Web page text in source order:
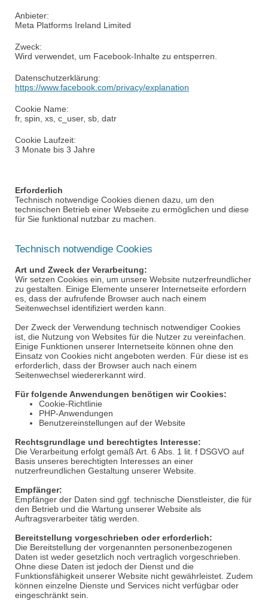
Anbieter:
Meta Platforms Ireland Limited
Zweck:
Wird verwendet, um Facebook-Inhalte zu entsperren.
Datenschutzerklärung:
https://www.facebook.com/privacy/explanation
Cookie Name:
fr, spin, xs, c_user, sb, datr
Cookie Laufzeit:
3 Monate bis 3 Jahre
Erforderlich
Technisch notwendige Cookies dienen dazu, um den
technischen Betrieb einer Webseite zu ermöglichen und diese
für Sie funktional nutzbar zu machen.
Technisch notwendige Cookies
Art und Zweck der Verarbeitung:
Wir setzen Cookies ein, um unsere Website nutzerfreundlicher
zu gestalten. Einige Elemente unserer Internetseite erfordern
es, dass der aufrufende Browser auch nach einem
Seitenwechsel identifiziert werden kann.
Der Zweck der Verwendung technisch notwendiger Cookies
ist, die Nutzung von Websites für die Nutzer zu vereinfachen.
Einige Funktionen unserer Internetseite können ohne den
Einsatz von Cookies nicht angeboten werden. Für diese ist es
erforderlich, dass der Browser auch nach einem
Seitenwechsel wiedererkannt wird.
Für folgende Anwendungen benötigen wir Cookies:
Cookie-Richtlinie
PHP-Anwendungen
Benutzereinstellungen auf der Website
Rechtsgrundlage und berechtigtes Interesse:
Die Verarbeitung erfolgt gemäß Art. 6 Abs. 1 lit. f DSGVO auf
Basis unseres berechtigten Interesses an einer
nutzerfreundlichen Gestaltung unserer Website.
Empfänger:
Empfänger der Daten sind ggf. technische Dienstleister, die für
den Betrieb und die Wartung unserer Website als
Auftragsverarbeiter tätig werden.
Bereitstellung vorgeschrieben oder erforderlich:
Die Bereitstellung der vorgenannten personenbezogenen
Daten ist weder gesetzlich noch vertraglich vorgeschrieben.
Ohne diese Daten ist jedoch der Dienst und die
Funktionsfähigkeit unserer Website nicht gewährleistet. Zudem
können einzelne Dienste und Services nicht verfügbar oder
eingeschränkt sein.